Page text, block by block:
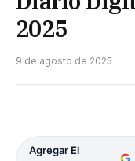
2025
9 de agosto de 2025
Agregar El